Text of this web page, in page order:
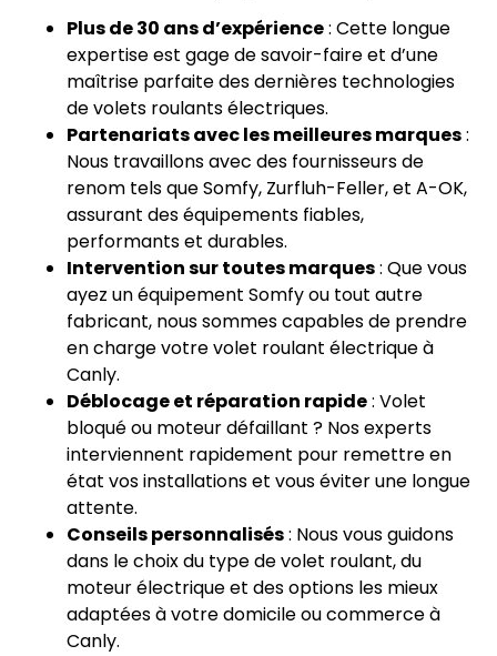
Plus de 30 ans d’expérience: Cette longue
expertise est gage de savoir-faire et d’une
maîtrise parfaite des dernières technologies
de volets roulants électriques.
Partenariats avec les meilleures marques:
Nous travaillons avec des fournisseurs de
renom tels que Somfy, Zurfluh-Feller, et A-OK,
assurant des équipements fiables,
performants et durables.
Intervention sur toutes marques: Que vous
ayez un équipement Somfy ou tout autre
fabricant, nous sommes capables de prendre
en charge votre volet roulant électrique à
Canly.
Déblocage et réparation rapide: Volet
bloqué ou moteur défaillant ? Nos experts
interviennent rapidement pour remettre en
état vos installations et vous éviter une longue
attente.
Conseils personnalisés: Nous vous guidons
dans le choix du type de volet roulant, du
moteur électrique et des options les mieux
adaptées à votre domicile ou commerce à
Canly.